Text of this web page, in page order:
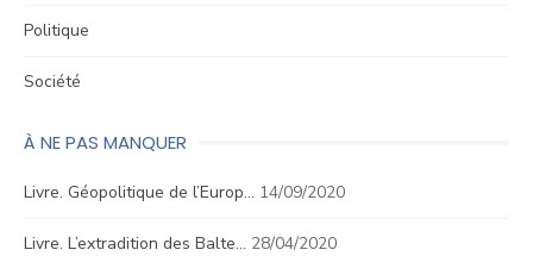
Politique
Société
À NE PAS MANQUER
Livre. Géopolitique de l’Europ… 14/09/2020
Livre. L’extradition des Balte… 28/04/2020